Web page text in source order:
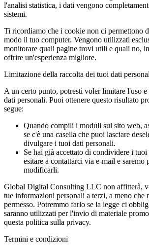
l'analisi statistica, i dati vengono
sistemi.
Ti ricordiamo che i cookie non ci permettono
modo il tuo computer. Vengono utilizzati
monitorare quali pagine trovi utili e quali no,
offrire un'esperienza migliore.
Limitazione della raccolta dei tuoi dati
A un certo punto, potresti voler limitare l'uso
dati personali. Puoi ottenere questo risultato
segue:
Quando compili i moduli sul sito web,
se c'è una casella che puoi lasciare
divulgare i tuoi dati personali.
Se hai già accettato di condividere i
esitare a contattarci via e-mail e saremo
modificarli.
Global Digital Consulting LLC non affitterà,
tue informazioni personali a terzi, a meno che
permesso. Potremmo farlo se la legge ci
saranno utilizzati per l'invio di materiale
questa politica sulla privacy.
Termini e condizioni